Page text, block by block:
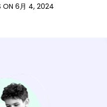
ON 6月 4, 2024